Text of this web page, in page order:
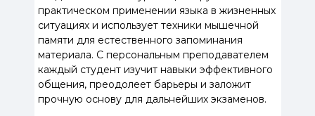
практическом применении языка в жизненных
ситуациях и использует техники мышечной
памяти для естественного запоминания
материала. С персональным преподавателем
каждый студент изучит навыки эффективного
общения, преодолеет барьеры и заложит
прочную основу для дальнейших экзаменов.